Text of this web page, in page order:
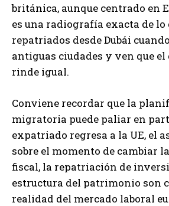
británica, aunque centrado en
es una radiografía exacta de lo
repatriados desde Dubái
antiguas ciudades y ven que
rinde igual.
Conviene recordar que la
migratoria puede paliar en
expatriado regresa a la UE, el
sobre el momento de cambiar
fiscal, la repatriación de
estructura del patrimonio son
realidad del mercado laboral